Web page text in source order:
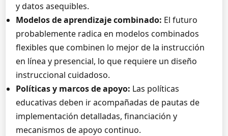
y datos asequibles.
Modelos de aprendizaje combinado: El futuro
probablemente radica en modelos combinados
flexibles que combinen lo mejor de la instrucción
en línea y presencial, lo que requiere un diseño
instruccional cuidadoso.
Políticas y marcos de apoyo: Las políticas
educativas deben ir acompañadas de pautas de
implementación detalladas, financiación y
mecanismos de apoyo continuo.